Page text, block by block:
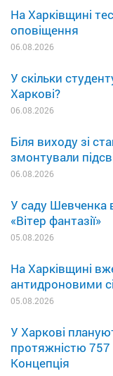
На Харківщині
оповіщення
06.08.2026
У скільки
Харкові?
06.08.2026
Біля виходу зі
змонтували
06.08.2026
У саду Шевченка
«Вітер фантазії»
05.08.2026
На Харківщині
антидроновими
05.08.2026
У Харкові
протяжністю
Концепція